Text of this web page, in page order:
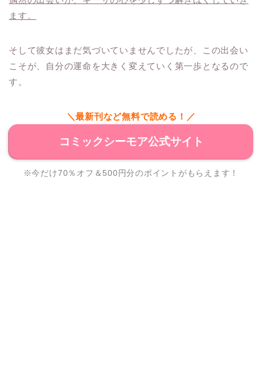
ます。
そして彼女はまだ気づいていませんでしたが、この出会い
こそが、自分の運命を大きく変えていく第一歩となるので
す。
＼最新刊など無料で読める！／
コミックシーモア公式サイト
※今だけ70％オフ＆500円分のポイントがもらえます！